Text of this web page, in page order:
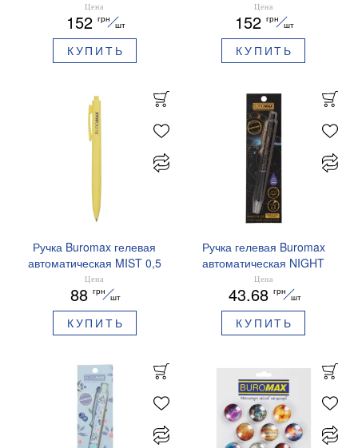
PRESTIGE SILVER 0,5 мм
синие чернила BM.83102
Цена
152 грн
шт
КУПИТЬ
PRESTIGE GOLD 0,5 мм
синие чернила BM.83101
Цена
152 грн
шт
КУПИТЬ
Ручка Buromax гелевая
автоматическая MIST 0,5
мм синие чернила
BM.83103
Цена
88 грн
шт
КУПИТЬ
Ручка гелевая Buromax
автоматическая NIGHT
SKY ZODIAC 0.5 мм
ароматизированный грипп
синие чернила BM.8379-
01
Цена
43.68 грн
шт
КУПИТЬ